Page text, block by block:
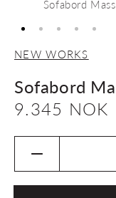
Sofabord
NEW WORKS
Sofabord
Vanlig
pris
9.345 NOK
antallet
for